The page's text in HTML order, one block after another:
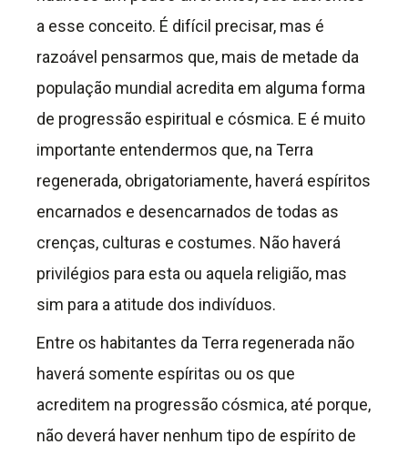
a esse conceito. É difícil precisar, mas é
razoável pensarmos que, mais de metade da
população mundial acredita em alguma forma
de progressão espiritual e cósmica. E é muito
importante entendermos que, na Terra
regenerada, obrigatoriamente, haverá espíritos
encarnados e desencarnados de todas as
crenças, culturas e costumes. Não haverá
privilégios para esta ou aquela religião, mas
sim para a atitude dos indivíduos.
Entre os habitantes da Terra regenerada não
haverá somente espíritas ou os que
acreditem na progressão cósmica, até porque,
não deverá haver nenhum tipo de espírito de